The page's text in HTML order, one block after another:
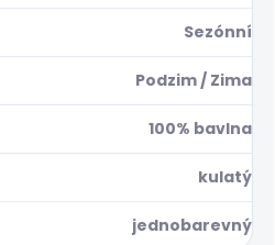
Sezónní
Podzim / Zima
100% bavlna
kulatý
jednobarevný